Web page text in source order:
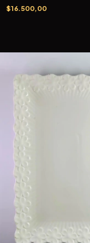
$16.500,00